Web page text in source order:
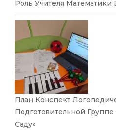
Роль Учителя
План Конспект
Подготовительной
Саду»